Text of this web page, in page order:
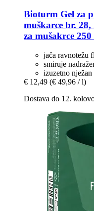
Bioturm Gel za
muškarce br.
za mušakrce
jača ravnotežu
smiruje
izuzetno nježan
€ 12,49 (€ 49,96 / l)
Dostava do 12.